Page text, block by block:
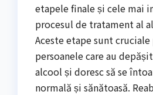
etapele finale și cele mai
procesul de tratament al
Aceste etape sunt
persoanele care au
alcool și doresc să se
normală și sănătoasă.